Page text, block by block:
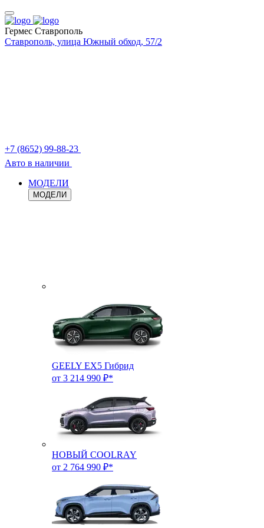
Гермес Ставрополь
Ставрополь, улица Южный обход, 57/2
+7 (8652) 99-88-23
Авто в наличии
МОДЕЛИ
МОДЕЛИ
GEELY EX5 Гибрид
от 3 214 990 ₽*
НОВЫЙ COOLRAY
от 2 764 990 ₽*